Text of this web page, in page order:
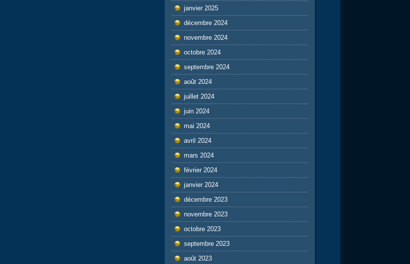
janvier 2025
décembre 2024
novembre 2024
octobre 2024
septembre 2024
août 2024
juillet 2024
juin 2024
mai 2024
avril 2024
mars 2024
février 2024
janvier 2024
décembre 2023
novembre 2023
octobre 2023
septembre 2023
août 2023